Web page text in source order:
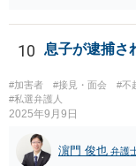
はあるのではないでし
10 息子が逮捕さ
#加害者 #接見・面会 #不
#私選弁護人
2025年9月9日
濵門 俊也 弁護